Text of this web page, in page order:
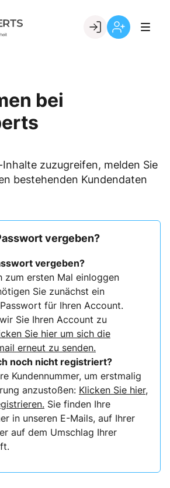
bei
zuzugreifen, melden Sie
bestehenden Kundendaten
vergeben?
vergeben?
zum ersten Mal einloggen
Sie zunächst ein
für Ihren Account.
Sie Ihren Account zu
Sie hier um sich die
erneut zu senden.
noch nicht registriert?
Kundennummer, um erstmalig
anzustoßen: Klicken Sie hier,
Sie finden Ihre
in unseren E-Mails, auf Ihrer
auf dem Umschlag Ihrer